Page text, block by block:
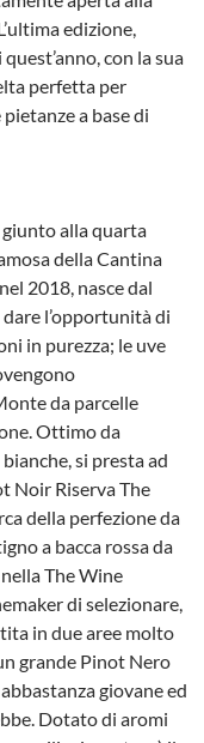
edizione,
con la sua
perfetta per
a base di
alla quarta
della Cantina
2018, nasce dal
l’opportunità di
in purezza; le uve
da parcelle
Ottimo da
si presta ad
Noir Riserva The
della perfezione da
a bacca rossa da
The Wine
di selezionare,
in due aree molto
grande Pinot Nero
giovane ed
Dotato di aromi